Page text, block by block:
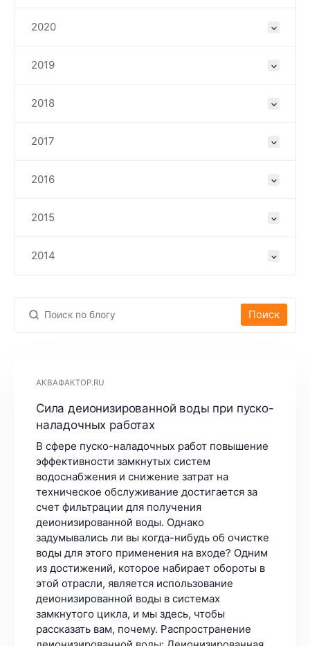
2020
2019
2018
2017
2016
2015
2014
Поиск
АКВАФАКТОР.RU
Сила деионизированной воды при пуско-
наладочных работах
В сфере пуско-наладочных работ повышение
эффективности замкнутых систем
водоснабжения и снижение затрат на
техническое обслуживание достигается за
счет фильтрации для получения
деионизированной воды. Однако
задумывались ли вы когда-нибудь об очистке
воды для этого применения на входе? Одним
из достижений, которое набирает обороты в
этой отрасли, является использование
деионизированной воды в системах
замкнутого цикла, и мы здесь, чтобы
рассказать вам, почему. Распространение